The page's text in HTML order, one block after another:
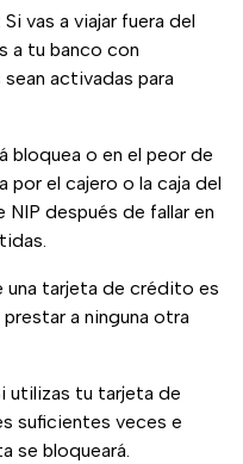
vas a viajar fuera del
a tu banco con
activadas para
bloquea o en el peor de
por el cajero o la caja del
después de fallar en
una tarjeta de crédito es
a ninguna otra
utilizas tu tarjeta de
suficientes veces e
se bloqueará.